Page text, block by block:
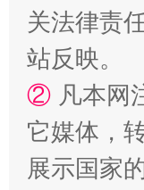
国家大学科
关法律责
站反映。
② 凡本网
它媒体，
展示国家